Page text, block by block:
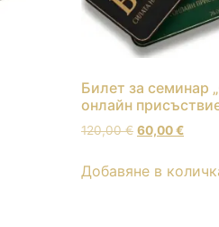
Билет за семинар
онлайн
120,00€ 60,00€
Добавяне в